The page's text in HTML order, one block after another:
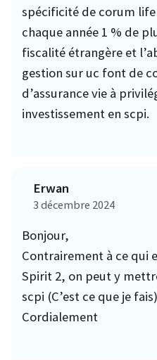
spécificité de corum
chaque année 1 % de
fiscalité étrangère et
gestion sur uc font de
d’assurance vie à
investissement en scpi.
Erwan
3 décembre 2024
Bonjour,
Contrairement à ce qui
Spirit 2, on peut y
scpi (C’est ce que je fais)
Cordialement